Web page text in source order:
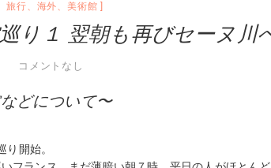
旅行、 海外、 美術館
り１ 翌朝も再びセーヌ川
コメントなし
どについて〜
り開始。